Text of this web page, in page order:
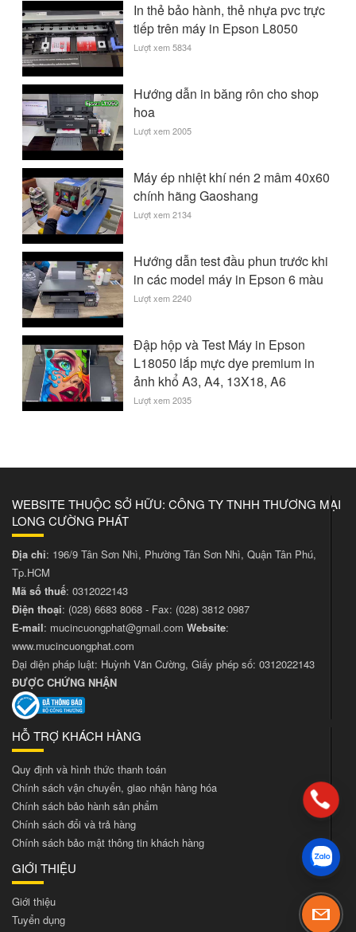
In thẻ bảo hành, thẻ nhựa pvc trực
tiếp trên máy in Epson L8050
Lượt xem 5834
Hướng dẫn in băng rôn cho shop
hoa
Lượt xem 2005
Máy ép nhiệt khí nén 2 mâm 40x60
chính hãng Gaoshang
Lượt xem 2134
Hướng dẫn test đầu phun trước khi
in các model máy in Epson 6 màu
Lượt xem 2240
Đập hộp và Test Máy in Epson
L18050 lắp mực dye premium in
ảnh khổ A3, A4, 13X18, A6
Lượt xem 2035
WEBSITE THUỘC SỞ HỮU: CÔNG TY TNHH THƯƠNG MẠI
LONG CƯỜNG PHÁT
Địa chỉ: 196/9 Tân Sơn Nhì, Phường Tân Sơn Nhì, Quận Tân Phú,
Tp.HCM
Mã số thuế: 0312022143
Điện thoại: (028) 6683 8068 - Fax: (028) 3812 0987
E-mail: mucincuongphat@gmail.com Website:
www.mucincuongphat.com
Đại diện pháp luật: Huỳnh Văn Cường, Giấy phép số: 0312022143
ĐƯỢC CHỨNG NHẬN
HỖ TRỢ KHÁCH HÀNG
Quy định và hình thức thanh toán
Chính sách vận chuyển, giao nhận hàng hóa
Chính sách bảo hành sản phẩm
Chính sách đổi và trả hàng
Chính sách bảo mật thông tin khách hàng
GIỚI THIỆU
Giới thiệu
Tuyển dụng